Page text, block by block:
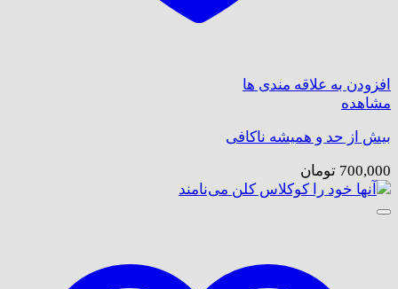
افزودن به علاقه مندی ها
مشاهده
بیش از حد و همیشه ناکافی
700,000 تومان